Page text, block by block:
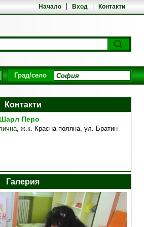
Начало Вход Контакти
Град/село
Контакти
Перо
, ж.к. Красна поляна, ул. Братин
Галерия